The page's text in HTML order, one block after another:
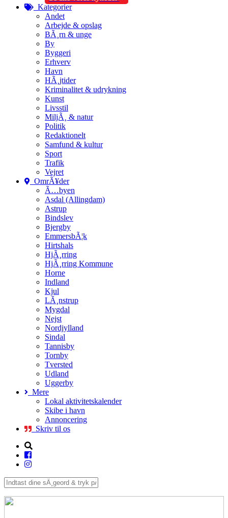
Kategorier
Andet
Arbejde & opslag
BÃ¸rn & unge
By
Byggeri
Erhverv
Havn
HÃ¸jtider
Kriminalitet & udrykning
Kunst
Livsstil
MiljÃ¸ & natur
Politik
Redaktionelt
Samfund & kultur
Sport
Trafik
Vejret
OmrÃ¥der
Ã…byen
Asdal (Allingdam)
Astrup
Bindslev
Bjergby
EmmersbÃ¦k
Hirtshals
HjÃ¸rring
HjÃ¸rring Kommune
Horne
Indland
Kjul
LÃ¸nstrup
Mygdal
Nejst
Nordjylland
Sindal
Tannisby
Tornby
Tversted
Udland
Uggerby
Mere
Lokal aktivitetskalender
Skibe i havn
Annoncering
Skriv til os